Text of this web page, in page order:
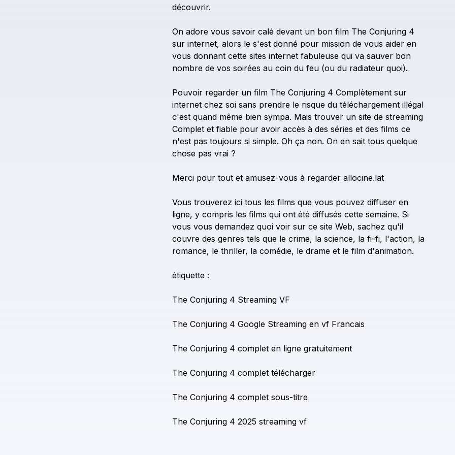
découvrir.
On adore vous savoir calé devant un bon film The Conjuring 4
sur internet, alors le s'est donné pour mission de vous aider en
vous donnant cette sites internet fabuleuse qui va sauver bon
nombre de vos soirées au coin du feu (ou du radiateur quoi).
Pouvoir regarder un film The Conjuring 4 Complètement sur
internet chez soi sans prendre le risque du téléchargement illégal
c'est quand même bien sympa. Mais trouver un site de streaming
Complet et fiable pour avoir accès à des séries et des films ce
n'est pas toujours si simple. Oh ça non. On en sait tous quelque
chose pas vrai ?
Merci pour tout et amusez-vous à regarder allocine.lat
Vous trouverez ici tous les films que vous pouvez diffuser en
ligne, y compris les films qui ont été diffusés cette semaine. Si
vous vous demandez quoi voir sur ce site Web, sachez qu'il
couvre des genres tels que le crime, la science, la fi-fi, l'action, la
romance, le thriller, la comédie, le drame et le film d'animation.
étiquette :
The Conjuring 4 Streaming VF
The Conjuring 4 Google Streaming en vf Francais
The Conjuring 4 complet en ligne gratuitement
The Conjuring 4 complet télécharger
The Conjuring 4 complet sous-titre
The Conjuring 4 2025 streaming vf